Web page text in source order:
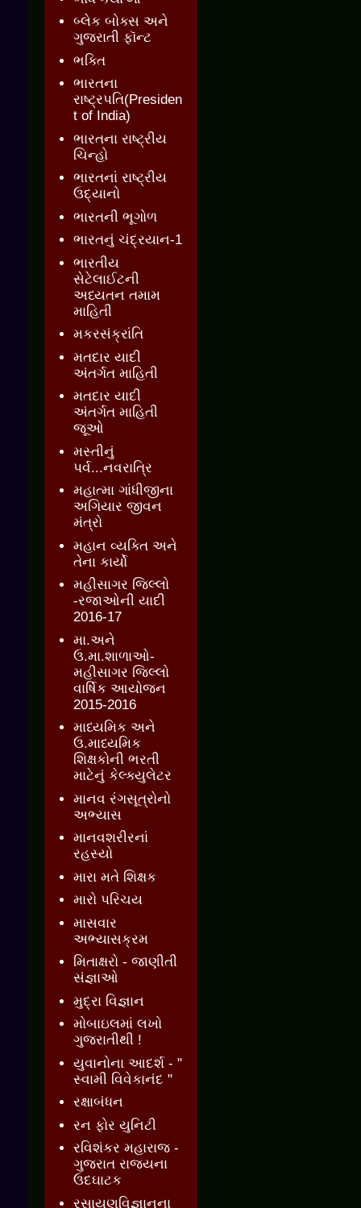
બ્લેક બોક્સ અને
ગુજરાતી ફૉન્ટ
ભક્તિ
ભારતના
રાષ્ટ્રપતિ(Presiden
t of India)
ભારતના રાષ્ટ્રીય
ચિન્હો
ભારતનાં રાષ્ટ્રીય
ઉદ્યાનો
ભારતની ભૂગોળ
ભારતનું ચંદ્રયાન-1
ભારતીય
સેટેલાઈટની
અધ્યતન તમામ
માહિતી
મકરસંક્રાંતિ
મતદાર યાદી
અંતર્ગત માહિતી
મતદાર યાદી
અંતર્ગત માહિતી
જૂઓ
મસ્તીનું
પર્વ...નવરાત્રિ
મહાત્મા ગાંધીજીના
અગિયાર જીવન
મંત્રો
મહાન વ્યક્તિ અને
તેના કાર્યો
મહીસાગર જિલ્લો
-રજાઓની યાદી
2016-17
મા.અને
ઉ.મા.શાળાઓ-
મહીસાગર જિલ્લો
વાર્ષિક આયોજન
2015-2016
માધ્યમિક અને
ઉ.માધ્યમિક
શિક્ષકોની ભરતી
માટેનું કેલ્ક્યુલેટર
માનવ રંગસૂત્રોનો
અભ્યાસ
માનવશરીરનાં
રહસ્યો
મારા મતે શિક્ષક
મારો પરિચય
માસવાર
અભ્યાસક્રમ
મિતાક્ષરો - જાણીતી
સંજ્ઞાઓ
મુદ્રા વિજ્ઞાન
મોબાઇલમાં લખો
ગુજરાતીથી !
યુવાનોના આદર્શ - "
સ્વામી વિવેકાનંદ "
રક્ષાબંધન
રન ફોર યુનિટી
રવિશંકર મહારાજ -
ગુજરાત રાજ્યના
ઉદઘાટક
રસાયણવિજ્ઞાનના